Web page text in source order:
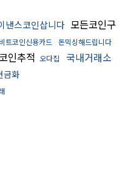
낸스코인삽니다 모든코인구
비트코인신용카드 돈믹싱해드립니다
인추적 오다집
국내거래소
금화